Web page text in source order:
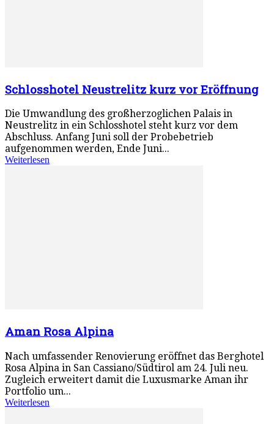
Schlosshotel Neustrelitz kurz vor Eröffnung
Die Umwandlung des großherzoglichen Palais in
Neustrelitz in ein Schlosshotel steht kurz vor dem
Abschluss. Anfang Juni soll der Probebetrieb
aufgenommen werden, Ende Juni...
Weiterlesen
Aman Rosa Alpina
Nach umfassender Renovierung eröffnet das Berghotel
Rosa Alpina in San Cassiano/Südtirol am 24. Juli neu.
Zugleich erweitert damit die Luxusmarke Aman ihr
Portfolio um...
Weiterlesen